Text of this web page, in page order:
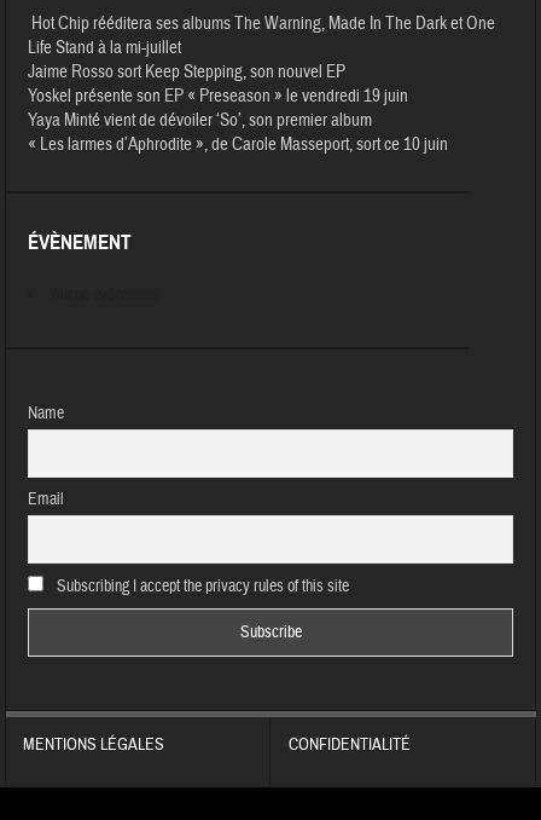
Hot Chip rééditera ses albums The Warning, Made In The Dark et One
Life Stand à la mi-juillet
Jaime Rosso sort Keep Stepping, son nouvel EP
Yoskel présente son EP « Preseason » le vendredi 19 juin
Yaya Minté vient de dévoiler ‘So’, son premier album
« Les larmes d’Aphrodite », de Carole Masseport, sort ce 10 juin
ÉVÈNEMENT
Name
Email
Subscribing I accept the privacy rules of this site
MENTIONS LÉGALES CONFIDENTIALITÉ